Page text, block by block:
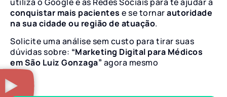
conquistar mais pacientes e se tornarautoridade
na sua cidade ou região de atuação.
Solicite uma análise sem custo para tirar suas
dúvidas sobre: “Marketing Digital para Médicos
em São Luiz Gonzaga” agora mesmo